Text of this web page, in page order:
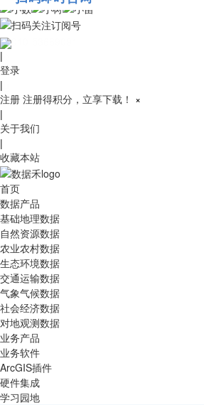
010-53689091
|
登录
|
注册 注册得积分，立享下载！ ×
|
关于我们
|
收藏本站
首页
数据产品
基础地理数据
自然资源数据
农业农村数据
生态环境数据
交通运输数据
气象气候数据
社会经济数据
对地观测数据
业务产品
业务软件
ArcGIS插件
硬件集成
学习园地